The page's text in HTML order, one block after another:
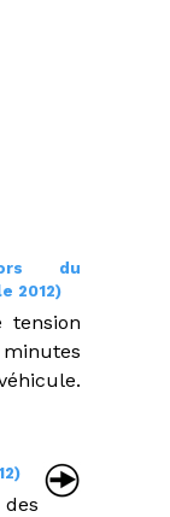
du
2012)
tension